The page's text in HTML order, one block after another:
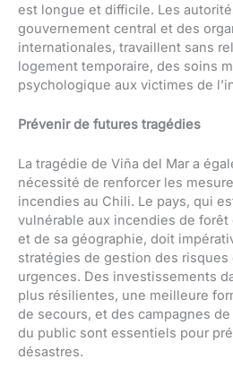
est longue et difficile. Les
gouvernement central et des
internationales, travaillent sans
logement temporaire, des soins
psychologique aux victimes de
Prévenir de futures tragédies
La tragédie de Viña del Mar a
nécessité de renforcer les
incendies au Chili. Le pays, qui
vulnérable aux incendies de
et de sa géographie, doit
stratégies de gestion des risques
urgences. Des investissements
plus résilientes, une meilleure
de secours, et des campagnes
du public sont essentiels pour
désastres.